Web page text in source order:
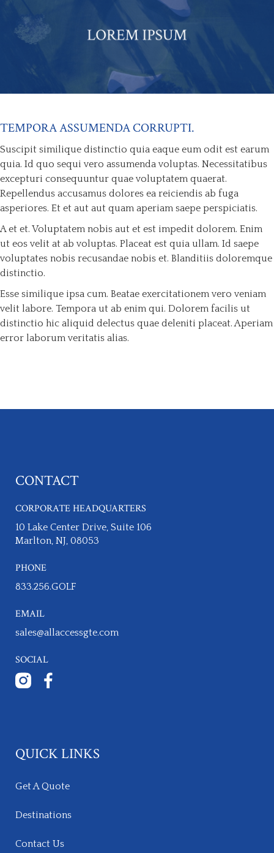
TEMPORA ASSUMENDA CORRUPTI.
Suscipit similique distinctio quia eaque eum odit est earum
quia. Id quo sequi vero assumenda voluptas. Necessitatibus
excepturi consequuntur quae voluptatem quaerat.
Repellendus accusamus dolores ea reiciendis ab fuga
asperiores. Et et aut aut quam aperiam saepe perspiciatis.
A et et. Voluptatem nobis aut et est impedit dolorem. Enim
ut eos velit at ab voluptas. Placeat est quia ullam. Id saepe
voluptates nobis recusandae nobis et. Blanditiis doloremque
distinctio.
Esse similique ipsa cum. Beatae exercitationem vero veniam
velit labore. Tempora ut ab enim qui. Dolorem facilis ut
distinctio hic aliquid delectus quae deleniti placeat. Aperiam
error laborum veritatis alias.
CONTACT
CORPORATE HEADQUARTERS
10 Lake Center Drive, Suite 106
Marlton, NJ, 08053
PHONE
833.256.GOLF​
EMAIL
sales@allaccessgte.com
SOCIAL
QUICK LINKS
Get A Quote
Destinations
Contact Us